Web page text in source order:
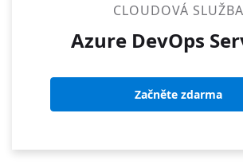
CLOUDOVÁ SLUŽBA
Azure DevOps
Začněte zdarma